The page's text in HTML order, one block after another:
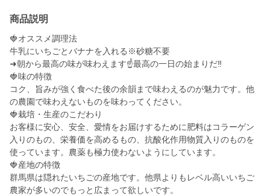
商品説明
🍓オススメ調理法
牛乳にいちごとバナナを入れる※砂糖不要
➜朝から最高の味が味わえます☝最高の一日の始まりだ‼️
🍓味の特徴
コク、旨みが強く食べた後の余韻まで味わえるのが魅力です。他
の農園で味わえないものを味わってください。
🍓栽培・生産のこだわり
お客様に安心、安全、愛情をお届けするために肥料はコラーゲン
入りのもの、栄養価を高めるもの、抗酸化作用物質入りのものを
使っています。農薬も極力使わないようにしています。
🍓産地の特徴
群馬県は隠れたいちごの産地です。他県よりもレベル高いいちご
農家が多いのでもっと広まって欲しいです。